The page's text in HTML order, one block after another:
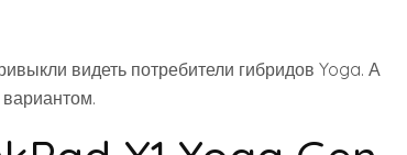
видеть потребители гибридов Yoga. А